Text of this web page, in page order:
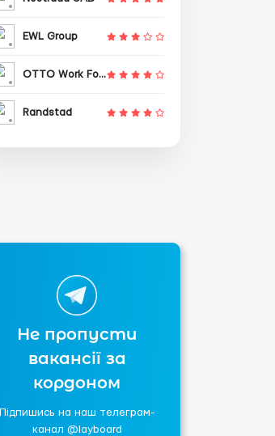
EWL Group
OTTO Work Force
Randstad
Не пропусти
вакансії за
кордоном
Підпишись на наш телеграм-
канал @layboard